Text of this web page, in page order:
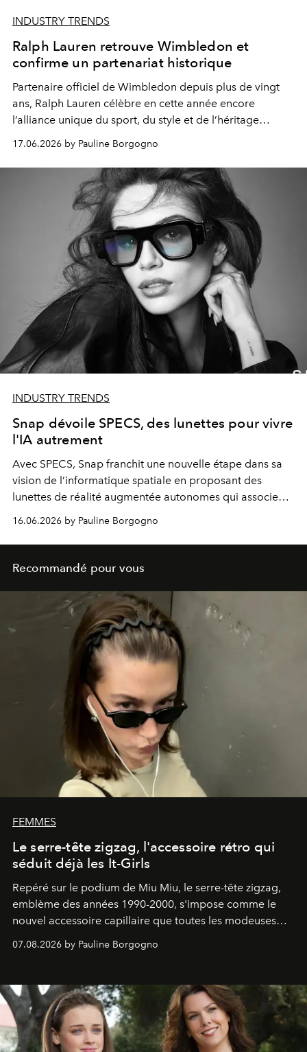
INDUSTRY TRENDS
Ralph Lauren retrouve Wimbledon et
confirme un partenariat historique
Partenaire officiel de Wimbledon depuis plus de vingt
ans, Ralph Lauren célèbre en cette année encore
l’alliance unique du sport, du style et de l’héritage
britannique à travers de nouvelles collections et
expériences immersives.
17.06.2026 by Pauline Borgogno
INDUSTRY TRENDS
Snap dévoile SPECS, des lunettes pour vivre
l'IA autrement
Avec SPECS, Snap franchit une nouvelle étape dans sa
vision de l’informatique spatiale en proposant des
lunettes de réalité augmentée autonomes qui associent
intelligence artificielle, productivité et expériences
immersives au cœur du monde réel.
16.06.2026 by Pauline Borgogno
Recommandé pour vous
FEMMES
Le serre-tête zigzag, l'accessoire rétro qui
séduit déjà les It-Girls
Repéré sur le podium de Miu Miu, le serre-tête zigzag,
emblème des années 1990-2000, s'impose comme le
nouvel accessoire capillaire que toutes les modeuses
s'arrachent déjà.
07.08.2026 by Pauline Borgogno